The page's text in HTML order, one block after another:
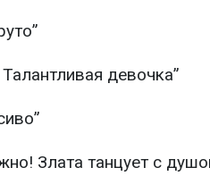
девочка”
Злата танцует с